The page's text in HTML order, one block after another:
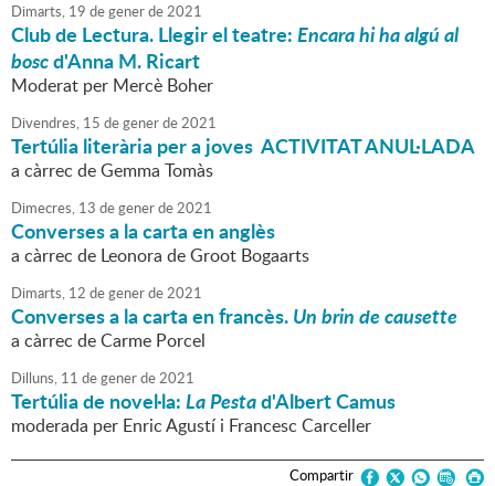
Dimarts, 19 degenerde2021
Club de Lectura. Llegir el teatre:Encara hi ha algú al
boscd'Anna M. Ricart
Moderat per Mercè Boher
Divendres, 15 degenerde2021
Tertúlia literària per a joves ACTIVITAT ANUL·LADA
a càrrec de Gemma Tomàs
Dimecres, 13 degenerde2021
Converses a la carta en anglès
a càrrec de Leonora de Groot Bogaarts
Dimarts, 12 degenerde2021
Converses a la carta en francès.Un brin de causette
a càrrec de Carme Porcel
Dilluns, 11 degenerde2021
Tertúlia de novel·la:La Pestad'Albert Camus
moderada per Enric Agustí i Francesc Carceller
Compartir